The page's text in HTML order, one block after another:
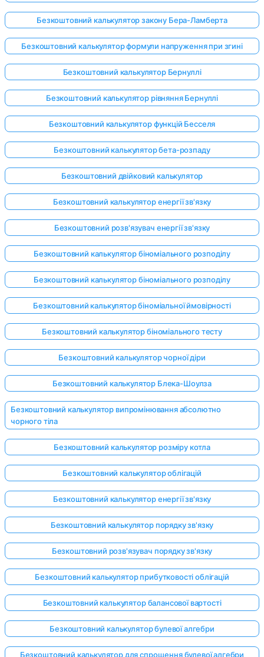
Безкоштовний калькулятор закону Бера-Ламберта
Безкоштовний калькулятор формули напруження при згині
Безкоштовний калькулятор Бернуллі
Безкоштовний калькулятор рівняння Бернуллі
Безкоштовний калькулятор функцій Бесселя
Безкоштовний калькулятор бета-розпаду
Безкоштовний двійковий калькулятор
Безкоштовний калькулятор енергії зв'язку
Безкоштовний розв'язувач енергії зв'язку
Безкоштовний калькулятор біноміального розподілу
Безкоштовний калькулятор біноміального розподілу
Безкоштовний калькулятор біноміальної ймовірності
Безкоштовний калькулятор біноміального тесту
Безкоштовний калькулятор чорної діри
Безкоштовний калькулятор Блека-Шоулза
Безкоштовний калькулятор випромінювання абсолютно
чорного тіла
Безкоштовний калькулятор розміру котла
Безкоштовний калькулятор облігацій
Безкоштовний калькулятор енергії зв'язку
Безкоштовний калькулятор порядку зв'язку
Безкоштовний розв'язувач порядку зв'язку
Безкоштовний калькулятор прибутковості облігацій
Безкоштовний калькулятор балансової вартості
Безкоштовний калькулятор булевої алгебри
Безкоштовний калькулятор для спрощення булевої алгебри